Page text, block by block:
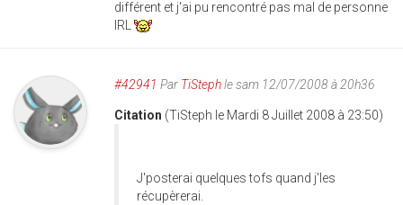
différent et j'ai pu rencontré pas mal de personne
IRL
#42941 Par TiStephle sam 12/07/2008 à 20h36
Citation (TiSteph le Mardi 8 Juillet 2008 à 23:50)
J'posterai quelques tofs quand j'les
récupèrerai.